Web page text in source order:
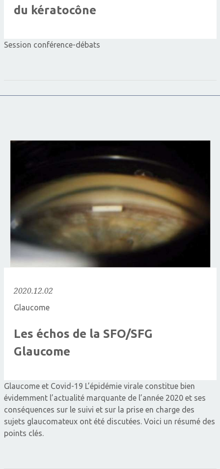
du kératocône
Session conférence-débats
2020.12.02
Glaucome
Les échos de la SFO/SFG
Glaucome
Glaucome et Covid-19 L’épidémie virale constitue bien
évidemment l’actualité marquante de l’année 2020 et ses
conséquences sur le suivi et sur la prise en charge des
sujets glaucomateux ont été discutées. Voici un résumé des
points clés.